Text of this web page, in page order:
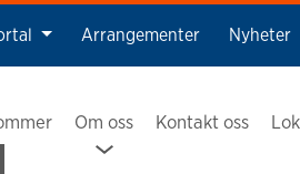
Arrangementer Nyheter
Om oss Kontakt oss